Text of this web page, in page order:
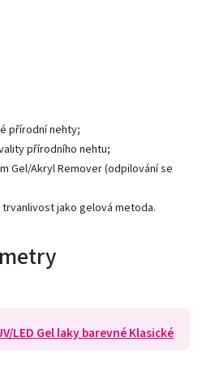
přírodní nehty;
přírodního nehtu;
Gel/Akryl Remover (odpilování se
jako gelová metoda.
LED Gel laky barevné Klasické